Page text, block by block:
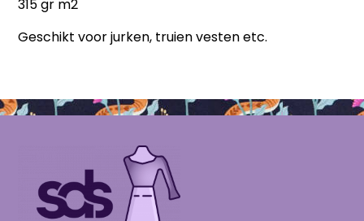
315 gr m2
Geschikt voor jurken, truien vesten etc.